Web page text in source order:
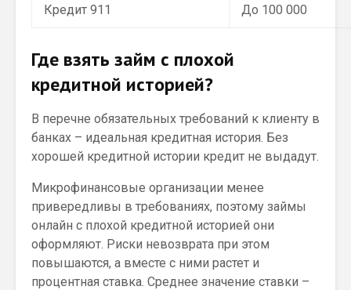
Кредит 911 До 100 000
Где взять займ с плохой
кредитной историей?
В перечне обязательных требований к клиенту в
банках – идеальная кредитная история. Без
хорошей кредитной истории кредит не выдадут.
Микрофинансовые организации менее
привередливы в требованиях, поэтому займы
онлайн с плохой кредитной историей они
оформляют. Риски невозврата при этом
повышаются, а вместе с ними растет и
процентная ставка. Среднее значение ставки –